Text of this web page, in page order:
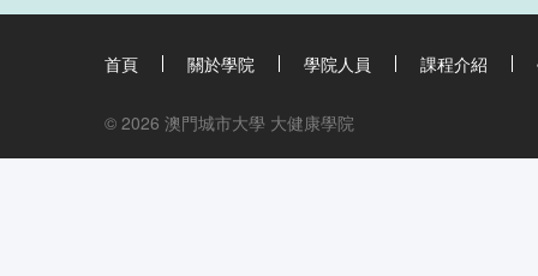
首頁 關於學院 學院人員 課程介紹
© 2026 澳門城市大學 大健康學院